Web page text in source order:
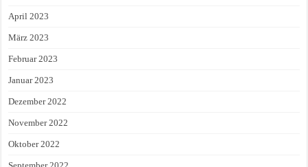
April 2023
März 2023
Februar 2023
Januar 2023
Dezember 2022
November 2022
Oktober 2022